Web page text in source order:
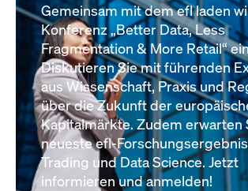
Gemeinsam mit dem efl laden
Konferenz „Better Data, Less
Fragmentation & More Retail“
Diskutieren Sie mit führenden
aus Wissenschaft, Praxis und
über die Zukunft der
Kapitalmärkte. Zudem erwarten
neueste efl-
Trading und Data Science. Jetzt
informieren und anmelden!